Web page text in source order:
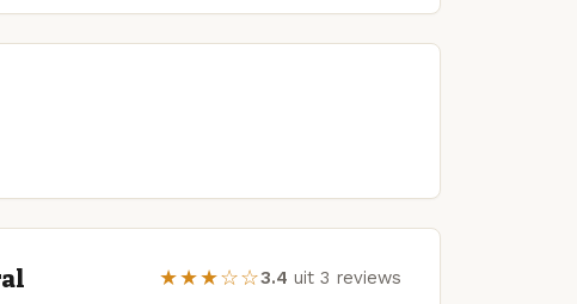
★★★☆☆3.4 uit 3 reviews